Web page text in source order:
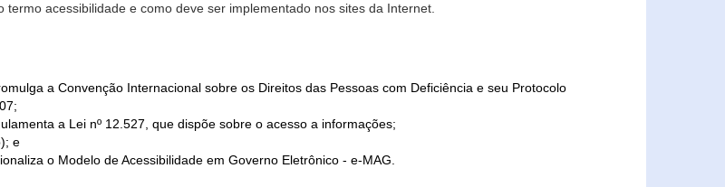
acessibilidade e como deve ser implementado nos sites da Internet.
a Convenção Internacional sobre os Direitos das Pessoas com Deficiência e seu Protocolo
a Lei nº 12.527, que dispõe sobre o acesso a informações;
e
o Modelo de Acessibilidade em Governo Eletrônico - e-MAG.